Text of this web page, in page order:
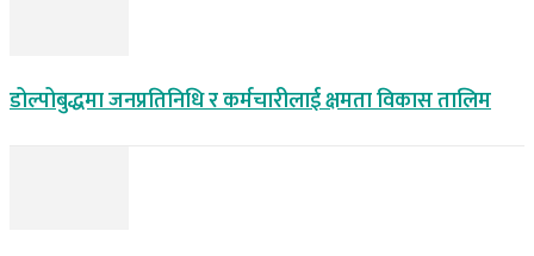
डोल्पोबुद्धमा जनप्रतिनिधि र कर्मचारीलाई क्षमता विकास तालिम